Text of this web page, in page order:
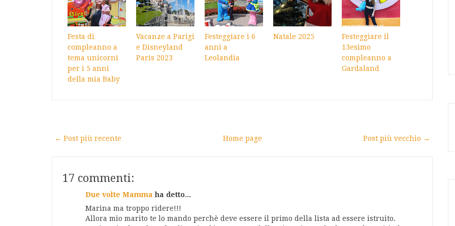
Festa di
compleanno a
tema unicorni
per i 5 anni
della mia Baby
Vacanze a Parigi
e Disneyland
Paris 2023
Festeggiare i 6
anni a
Leolandia
Natale 2025
Festeggiare il
13esimo
compleanno a
Gardaland
← Post più recente Post più vecchio →
Home page
17 commenti:
Due volte Mamma ha detto...
Marina ma troppo ridere!!!
Allora mio marito te lo mando perchè deve essere il primo della lista ad essere istruito.